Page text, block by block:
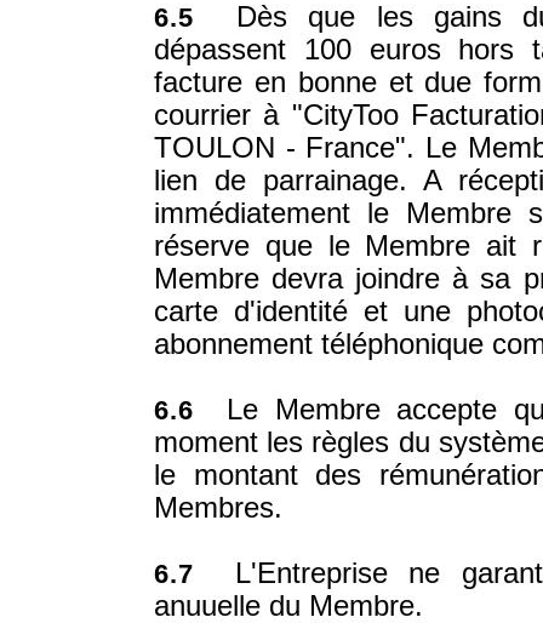
6.5 Dès que les gains du
dépassent 100 euros hors
facture en bonne et due
courrier à "CityToo
TOULON - France". Le
lien de parrainage. A
immédiatement le
réserve que le Membre ait
Membre devra joindre à sa
carte d'identité et une
abonnement téléphonique
6.6 Le Membre accepte
moment les règles du
le montant des
Membres.
6.7 L'Entreprise ne
anuuelle du Membre.